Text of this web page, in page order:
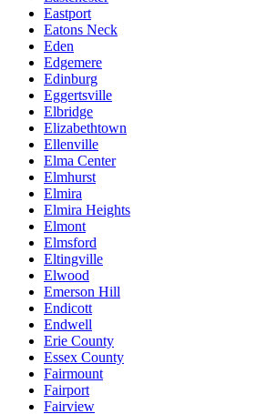
Eastport
Eatons Neck
Eden
Edgemere
Edinburg
Eggertsville
Elbridge
Elizabethtown
Ellenville
Elma Center
Elmhurst
Elmira
Elmira Heights
Elmont
Elmsford
Eltingville
Elwood
Emerson Hill
Endicott
Endwell
Erie County
Essex County
Fairmount
Fairport
Fairview